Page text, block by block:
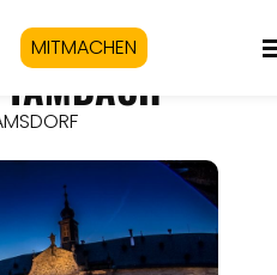
MITMACHEN